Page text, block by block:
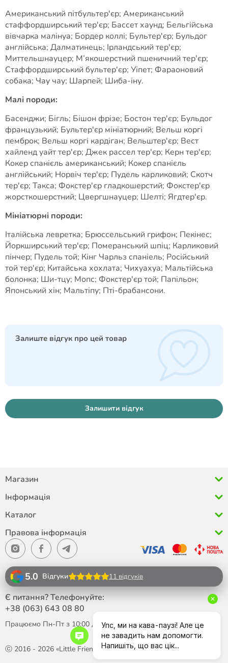
Американський пітбультер'єр; Американський
стаффордширський тер'єр; Бассет хаунд; Бельгійська
вівчарка малінуа; Бордер коллі; Бультер'єр; Бульдог
англійська; Далматинець; Ірландський тер'єр;
Миттельшнауцер; М’якошерстний пшеничний тер'єр;
Стаффордширський бультер'єр; Уіпет; Фараоновий
собака; Чау чау; Шарпей; Шиба-іну.
Малі породи:
Басенджи; Бігль; Бішон фрізе; Бостон тер'єр; Бульдог
французький; Бультер'єр мініатюрний; Вельш коргі
пемброк; Вельш коргі кардіган; Вельштер'єр; Вест
хайленд уайт тер'єр; Джек рассел тер'єр; Керн тер'єр;
Кокер спанієль американський; Кокер спанієль
англійський; Норвіч тер'єр; Пудель карликовий; Скотч
тер'єр; Такса; Фокстер'єр гладкошерстий; Фокстер'єр
жорсткошерстний; Цвергшнауцер; Шелті; Ягдтер'єр.
Мініатюрні породи:
Італійська левретка; Брюссельський грифон; Пекінес;
Йоркширський тер'єр; Померанський шпіц; Карликовий
пінчер; Пудель той; Кінг Чарльз спаніель; Російський
той тер'єр; Китайська хохлата; Чихуахуа; Мальтійська
болонка; Ши-тцу; Мопс; Фокстер'єр той; Папільон;
Японський хін; Мальтіпу; Пті-брабансони.
Залиште відгук про цей товар
Залишити відгук
Магазин
Інформація
Каталог
Правова інформація
ⓒ 2016 - 2026 «Little Friend»
5.0 Відгуки 11 відгуків
Є питання? Телефонуйте:
+38 (063) 643 08 80
Працюємо Пн-Пт з 10:00 до 18:00